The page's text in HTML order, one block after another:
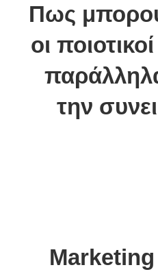
Πως
οι
την